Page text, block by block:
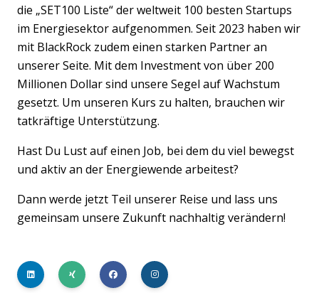
die „SET100 Liste“ der weltweit 100 besten Startups
im Energiesektor aufgenommen. Seit 2023 haben wir
mit BlackRock zudem einen starken Partner an
unserer Seite. Mit dem Investment von über 200
Millionen Dollar sind unsere Segel auf Wachstum
gesetzt. Um unseren Kurs zu halten, brauchen wir
tatkräftige Unterstützung.
Hast Du Lust auf einen Job, bei dem du viel bewegst
und aktiv an der Energiewende arbeitest?
Dann werde jetzt Teil unserer Reise und lass uns
gemeinsam unsere Zukunft nachhaltig verändern!